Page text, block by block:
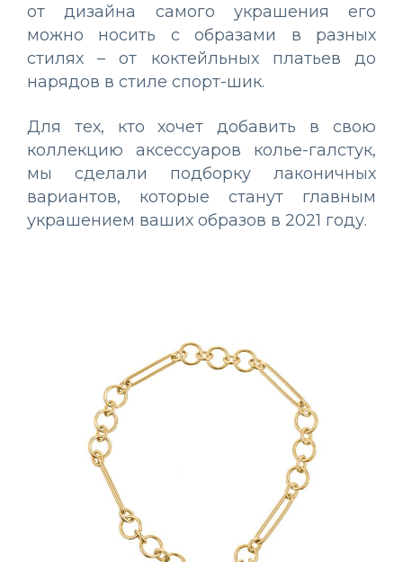
от дизайна самого украшения его
можно носить с образами в разных
стилях – от коктейльных платьев до
нарядов в стиле спорт-шик.
Для тех, кто хочет добавить в свою
коллекцию аксессуаров колье-галстук,
мы сделали подборку лаконичных
вариантов, которые станут главным
украшением ваших образов в 2021 году.